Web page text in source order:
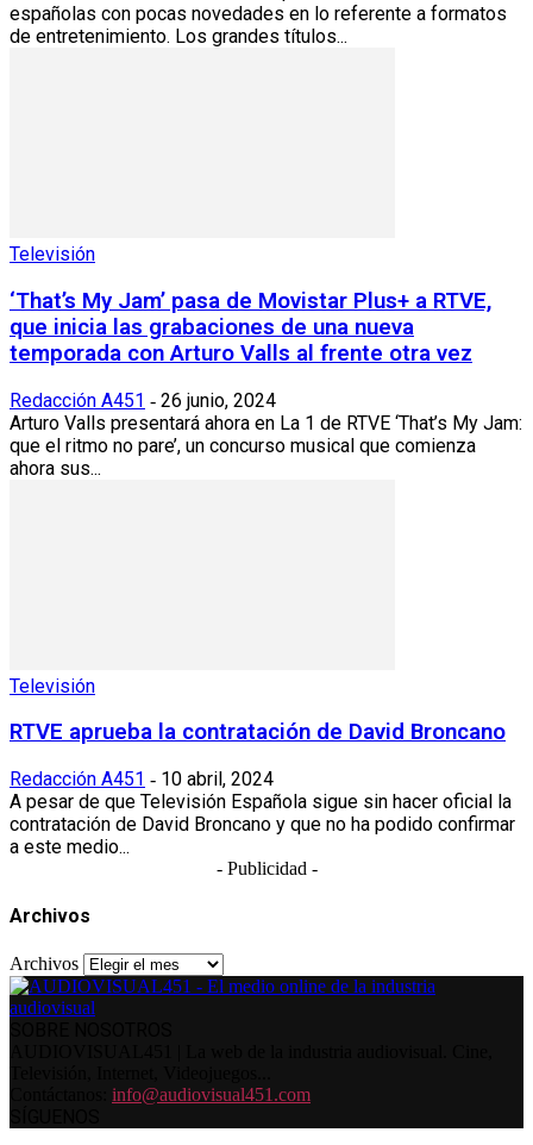
españolas con pocas novedades en lo referente a formatos
de entretenimiento. Los grandes títulos...
Televisión
‘That’s My Jam’ pasa de Movistar Plus+ a RTVE,
que inicia las grabaciones de una nueva
temporada con Arturo Valls al frente otra vez
Redacción A451 - 26 junio, 2024
Arturo Valls presentará ahora en La 1 de RTVE ‘That’s My Jam:
que el ritmo no pare’, un concurso musical que comienza
ahora sus...
Televisión
RTVE aprueba la contratación de David Broncano
Redacción A451 - 10 abril, 2024
A pesar de que Televisión Española sigue sin hacer oficial la
contratación de David Broncano y que no ha podido confirmar
a este medio...
- Publicidad -
Archivos
Archivos
info@audiovisual451.com